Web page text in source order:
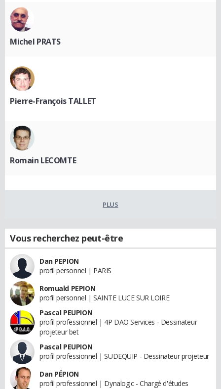
Michel PRATS
Pierre-François TALLET
Romain LECOMTE
PLUS
Vous recherchez peut-être
Dan PEPION
profil personnel | PARIS
Romuald PEPION
profil personnel | SAINTE LUCE SUR LOIRE
Pascal PEUPION
profil professionnel | 4P DAO Services - Dessinateur
projeteur bet
Pascal PEUPION
profil professionnel | SUDEQUIP - Dessinateur projeteur
Dan PÉPION
profil professionnel | Dynalogic - Chargé d'études